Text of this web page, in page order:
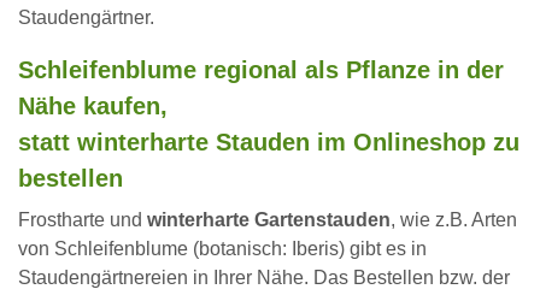
Staudengärtner.
Schleifenblume regional als Pflanze in der
Nähe kaufen,
statt winterharte Stauden im Onlineshop zu
bestellen
Frostharte und winterharte Gartenstauden, wie z.B. Arten
von Schleifenblume (botanisch: Iberis) gibt es in
Staudengärtnereien in Ihrer Nähe. Das Bestellen bzw. der